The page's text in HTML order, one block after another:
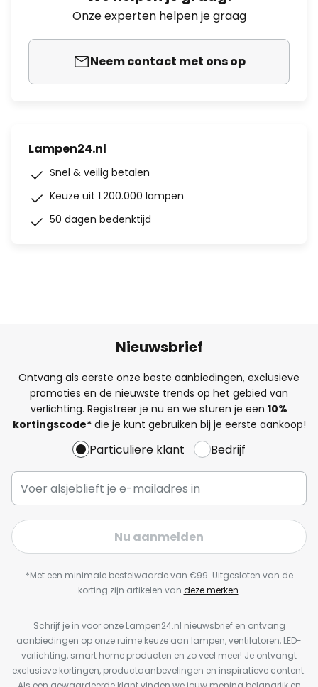
Onze experten helpen je graag
Neem contact met ons op
Lampen24.nl
Snel & veilig betalen
Keuze uit 1.200.000 lampen
50 dagen bedenktijd
Nieuwsbrief
Ontvang als eerste onze beste aanbiedingen, exclusieve
promoties en de nieuwste trends op het gebied van
verlichting. Registreer je nu en we sturen je een 10%
kortingscode*die je kunt gebruiken bij je eerste aankoop!
Particuliere klant Bedrijf
Nu aanmelden
*Met een minimale bestelwaarde van €99. Uitgesloten van de
korting zijn artikelen van deze merken.
Schrijf je in voor onze Lampen24.nl nieuwsbrief en ontvang
aanbiedingen op onze ruime keuze aan lampen, ventilatoren, LED-
verlichting, smart home producten en zo veel meer! Je ontvangt
exclusieve kortingen, productaanbevelingen en inspiratieve content.